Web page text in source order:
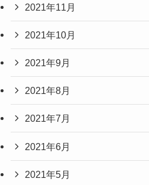
2021年11月
2021年10月
2021年9月
2021年8月
2021年7月
2021年6月
2021年5月